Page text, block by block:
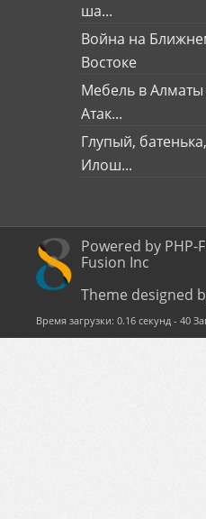
ша...
Война на
Востоке
Мебель в Алматы
Атак...
Глупый, батенька,
Илош...
Powered by PHP-
Fusion Inc
Theme designed
Время загрузки: 0.16 секунд - 40